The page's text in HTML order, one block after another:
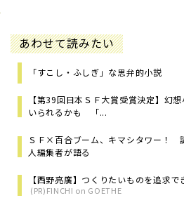
あわせて読みたい
「すこし・ふしぎ」な思弁的小説
【第39回日本ＳＦ大賞受賞決定】幻
いられるかも 「...
ＳＦ×百合ブーム、キマシタワー！
人編集者が語る
【西野亮廣】つくりたいものを追求
(PR)FINCHI on GOETHE